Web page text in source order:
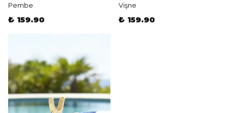
Pembe
₺ 159.90
Vişne
₺ 159.90